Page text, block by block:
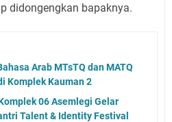
didongengkan bapaknya.
Arab MTsTQ dan MATQ
Komplek Kauman 2
06 Asemlegi Gelar
Talent & Identity Festival